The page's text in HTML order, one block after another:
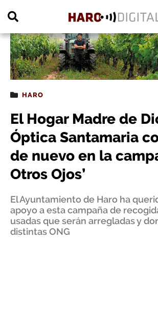
HARO
El Hogar Madre de
Óptica Santamaria
de nuevo en la
Otros Ojos’
El Ayuntamiento de Haro ha
apoyo a esta campaña de
usadas que serán arregladas y
distintas ONG